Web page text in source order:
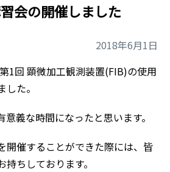
会の開催しました
2018年6月1日
1回 顕微加工観測装置(FIB)の使用
た。
義な時間になったと思います。
開催することができた際には、皆
ちしております。